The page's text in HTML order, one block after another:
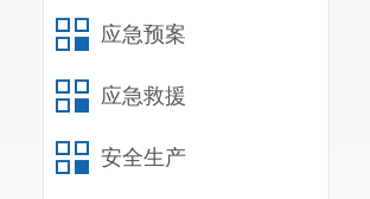
应急预案
应急救援
安全生产